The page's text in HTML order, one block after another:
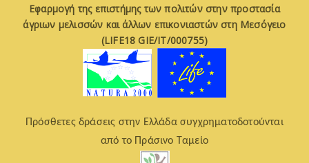
Εφαρμογή της επιστήμης των πολιτών στην προστασία
άγριων μελισσών και άλλων επικονιαστών στη Μεσόγειο
(LIFE18 GIE/IT/000755)
Πρόσθετες δράσεις στην Ελλάδα συγχρηματοδοτούνται
από το Πράσινο Ταμείο